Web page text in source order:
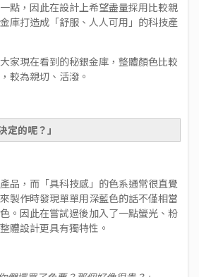
點，因此在設計上希望盡量採用比較親
庫打造成「舒服、人人可用」的科技產
家現在看到的秘銀金庫，整體顏色比較
較為親切、活潑。
定的呢？」
品，而「具科技感」的色系通常很直覺
製作時發現單單用深藍色的話不僅相當
。因此在嘗試過後加入了一點螢光、粉
體設計更具有獨特性。